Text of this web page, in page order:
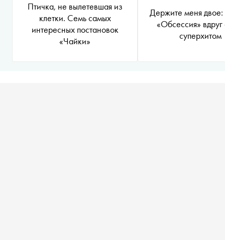
Птичка, не вылетевшая из
клетки. Семь самых
интересных постановок
«Чайки»
Держите меня двое:
«Обсессия» вдруг
суперхитом